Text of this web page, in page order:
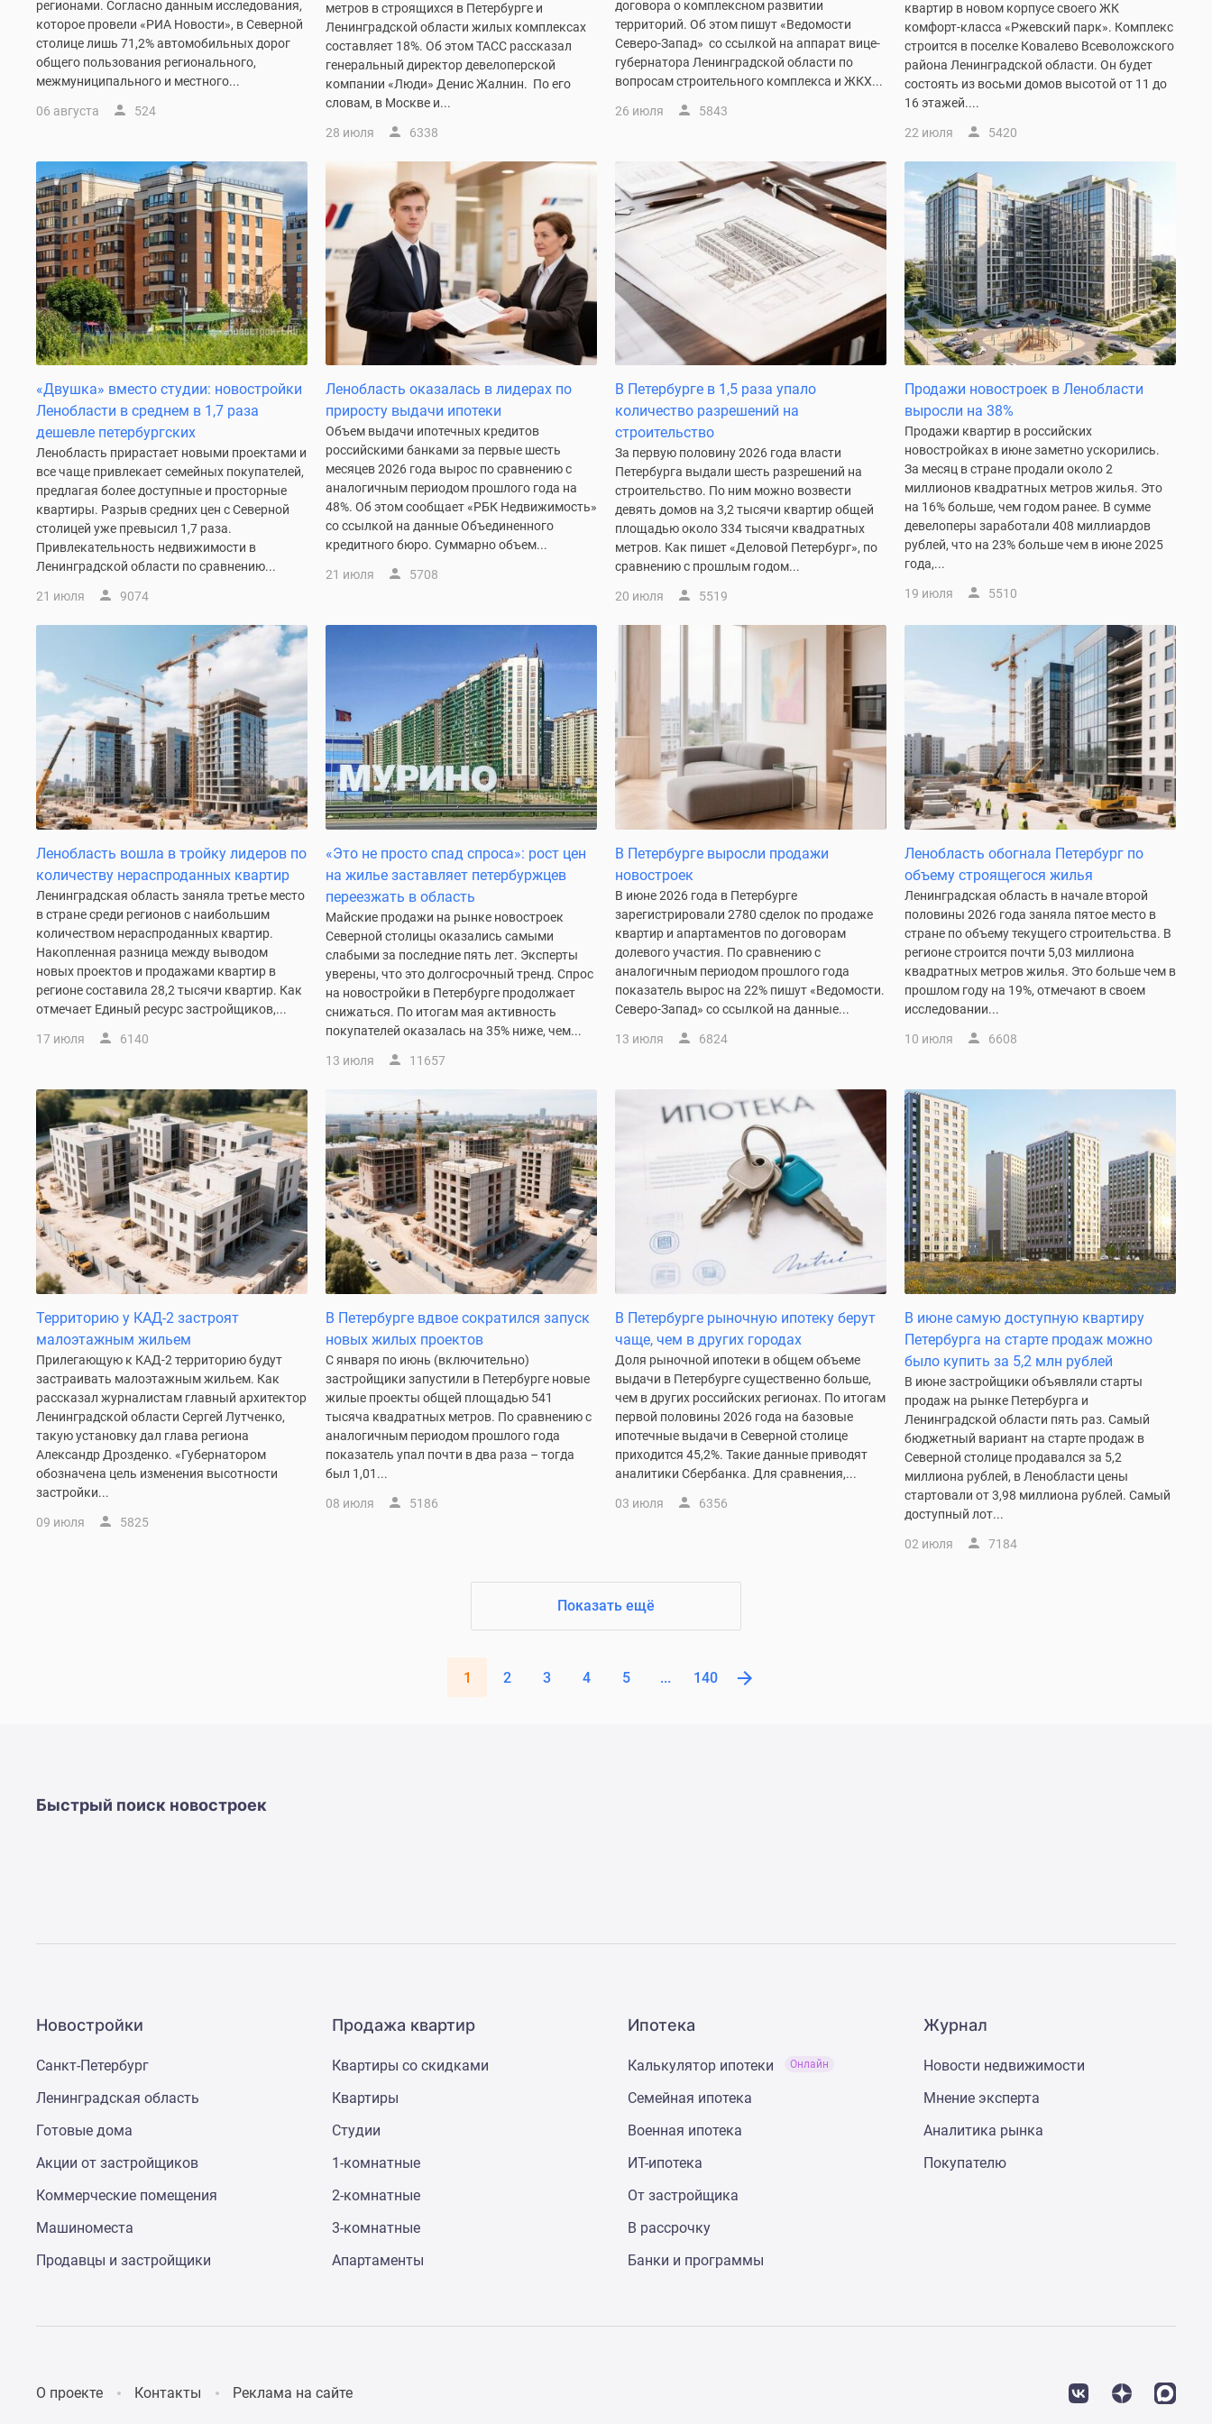
комнатные
Военная
ипотека
Покупателю
Новостройки
Петербурга
Семейная
ипотека
Аналитика
рынка
Панорамы
новостроек
комнатные
Субсидированная
застройщиком
Мнение
Студии
Ипотечный
Новости
недвижимости
Новостройки
Ленинградской
области
ипотека
Квартиры
премиум-
Новостройки
коттеджи
Коттеджные
Санкт-
Петербурге
Коттеджные
поселки
Ленинградской
поселки
поселки
Коттеджные
поселки
Коттеджные
поселки
водоема
Коттеджные
поселки
ипотеку
Бизнес-
центры
Коттеджи
Траншевая
ипотека
Скидки
Рассрочка
регионами. Согласно данным исследования,
которое провели «РИА Новости», в Северной
столице лишь 71,2% автомобильных дорог
общего пользования регионального,
межмуниципального и местного...
06 августа 524
метров в строящихся в Петербурге и
Ленинградской области жилых комплексах
составляет 18%. Об этом ТАСС рассказал
генеральный директор девелоперской
компании «Люди» Денис Жалнин. По его
словам, в Москве и...
28 июля 6338
договора о комплексном развитии
территорий. Об этом пишут «Ведомости
Северо-Запад» со ссылкой на аппарат вице-
губернатора Ленинградской области по
вопросам строительного комплекса и ЖКХ...
26 июля 5843
квартир в новом корпусе своего ЖК
комфорт-класса «Ржевский парк». Комплекс
строится в поселке Ковалево Всеволожского
района Ленинградской области. Он будет
состоять из восьми домов высотой от 11 до
16 этажей....
22 июля 5420
«Двушка» вместо студии: новостройки
Ленобласти в среднем в 1,7 раза
дешевле петербургских
Ленобласть прирастает новыми проектами и
все чаще привлекает семейных покупателей,
предлагая более доступные и просторные
квартиры. Разрыв средних цен с Северной
столицей уже превысил 1,7 раза.
Привлекательность недвижимости в
Ленинградской области по сравнению...
21 июля 9074
Ленобласть оказалась в лидерах по
приросту выдачи ипотеки
Объем выдачи ипотечных кредитов
российскими банками за первые шесть
месяцев 2026 года вырос по сравнению с
аналогичным периодом прошлого года на
48%. Об этом сообщает «РБК Недвижимость»
со ссылкой на данные Объединенного
кредитного бюро. Суммарно объем...
21 июля 5708
В Петербурге в 1,5 раза упало
количество разрешений на
строительство
За первую половину 2026 года власти
Петербурга выдали шесть разрешений на
строительство. По ним можно возвести
девять домов на 3,2 тысячи квартир общей
площадью около 334 тысячи квадратных
метров. Как пишет «Деловой Петербург», по
сравнению с прошлым годом...
20 июля 5519
Продажи новостроек в Ленобласти
выросли на 38%
Продажи квартир в российских
новостройках в июне заметно ускорились.
За месяц в стране продали около 2
миллионов квадратных метров жилья. Это
на 16% больше, чем годом ранее. В сумме
девелоперы заработали 408 миллиардов
рублей, что на 23% больше чем в июне 2025
года,...
19 июля 5510
Ленобласть вошла в тройку лидеров по
количеству нераспроданных квартир
Ленинградская область заняла третье место
в стране среди регионов с наибольшим
количеством нераспроданных квартир.
Накопленная разница между выводом
новых проектов и продажами квартир в
регионе составила 28,2 тысячи квартир. Как
отмечает Единый ресурс застройщиков,...
17 июля 6140
«Это не просто спад спроса»: рост цен
на жилье заставляет петербуржцев
переезжать в область
Майские продажи на рынке новостроек
Северной столицы оказались самыми
слабыми за последние пять лет. Эксперты
уверены, что это долгосрочный тренд. Спрос
на новостройки в Петербурге продолжает
снижаться. По итогам мая активность
покупателей оказалась на 35% ниже, чем...
13 июля 11657
В Петербурге выросли продажи
новостроек
В июне 2026 года в Петербурге
зарегистрировали 2780 сделок по продаже
квартир и апартаментов по договорам
долевого участия. По сравнению с
аналогичным периодом прошлого года
показатель вырос на 22% пишут «Ведомости.
Северо-Запад» со ссылкой на данные...
13 июля 6824
Ленобласть обогнала Петербург по
объему строящегося жилья
Ленинградская область в начале второй
половины 2026 года заняла пятое место в
стране по объему текущего строительства. В
регионе строится почти 5,03 миллиона
квадратных метров жилья. Это больше чем в
прошлом году на 19%, отмечают в своем
исследовании...
10 июля 6608
Территорию у КАД-2 застроят
малоэтажным жильем
Прилегающую к КАД-2 территорию будут
застраивать малоэтажным жильем. Как
рассказал журналистам главный архитектор
Ленинградской области Сергей Лутченко,
такую установку дал глава региона
Александр Дрозденко. «Губернатором
обозначена цель изменения высотности
застройки...
09 июля 5825
В Петербурге вдвое сократился запуск
новых жилых проектов
С января по июнь (включительно)
застройщики запустили в Петербурге новые
жилые проекты общей площадью 541
тысяча квадратных метров. По сравнению с
аналогичным периодом прошлого года
показатель упал почти в два раза – тогда
был 1,01...
08 июля 5186
В Петербурге рыночную ипотеку берут
чаще, чем в других городах
Доля рыночной ипотеки в общем объеме
выдачи в Петербурге существенно больше,
чем в других российских регионах. По итогам
первой половины 2026 года на базовые
ипотечные выдачи в Северной столице
приходится 45,2%. Такие данные приводят
аналитики Сбербанка. Для сравнения,...
03 июля 6356
В июне самую доступную квартиру
Петербурга на старте продаж можно
было купить за 5,2 млн рублей
В июне застройщики объявляли старты
продаж на рынке Петербурга и
Ленинградской области пять раз. Самый
бюджетный вариант на старте продаж в
Северной столице продавался за 5,2
миллиона рублей, в Ленобласти цены
стартовали от 3,98 миллиона рублей. Самый
доступный лот...
02 июля 7184
Показать ещё
1 2 3 4 5 ... 140
Быстрый поиск новостроек
Новостройки
Санкт-Петербург
Ленинградская область
Готовые дома
Акции от застройщиков
Коммерческие помещения
Машиноместа
Продавцы и застройщики
Продажа квартир
Квартиры со скидками
Квартиры
Студии
1-комнатные
2-комнатные
3-комнатные
Апартаменты
Ипотека
Калькулятор ипотеки Онлайн
Семейная ипотека
Военная ипотека
ИТ-ипотека
От застройщика
В рассрочку
Банки и программы
Журнал
Новости недвижимости
Мнение эксперта
Аналитика рынка
Покупателю
О проекте Контакты Реклама на сайте